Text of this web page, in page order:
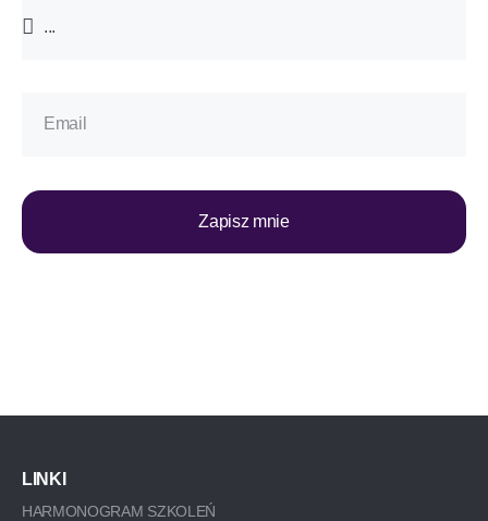
Zapisz mnie
LINKI
HARMONOGRAM SZKOLEŃ